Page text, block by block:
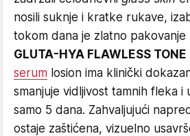
nosili suknje i kratke rukave,
tokom dana je zlatno pakovanje
GLUTA-HYA FLAWLESS TONE
serum losion ima klinički
smanjuje vidljivost tamnih fleka i
samo 5 dana. Zahvaljujući
ostaje zaštićena, vizuelno